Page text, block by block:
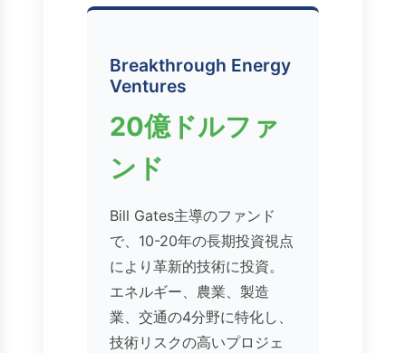
Breakthrough Energy
Ventures
20億ドルファ
ンド
Bill Gates主導のファンド
で、10-20年の長期投資視点
により革新的技術に投資。
エネルギー、農業、製造
業、交通の4分野に特化し、
技術リスクの高いプロジェ